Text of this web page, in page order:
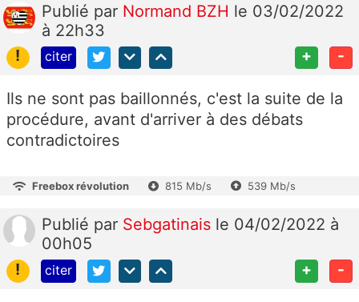
Publié par Normand BZH le 03/02/2022
à 22h33
!
citer + -
Ils ne sont pas baillonnés, c'est la suite de la
procédure, avant d'arriver à des débats
contradictoires
Freebox révolution 815 Mb/s 539 Mb/s
Publié par Sebgatinais le 04/02/2022 à
00h05
!
citer + -